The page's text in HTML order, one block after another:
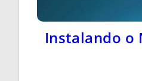
Instalando o